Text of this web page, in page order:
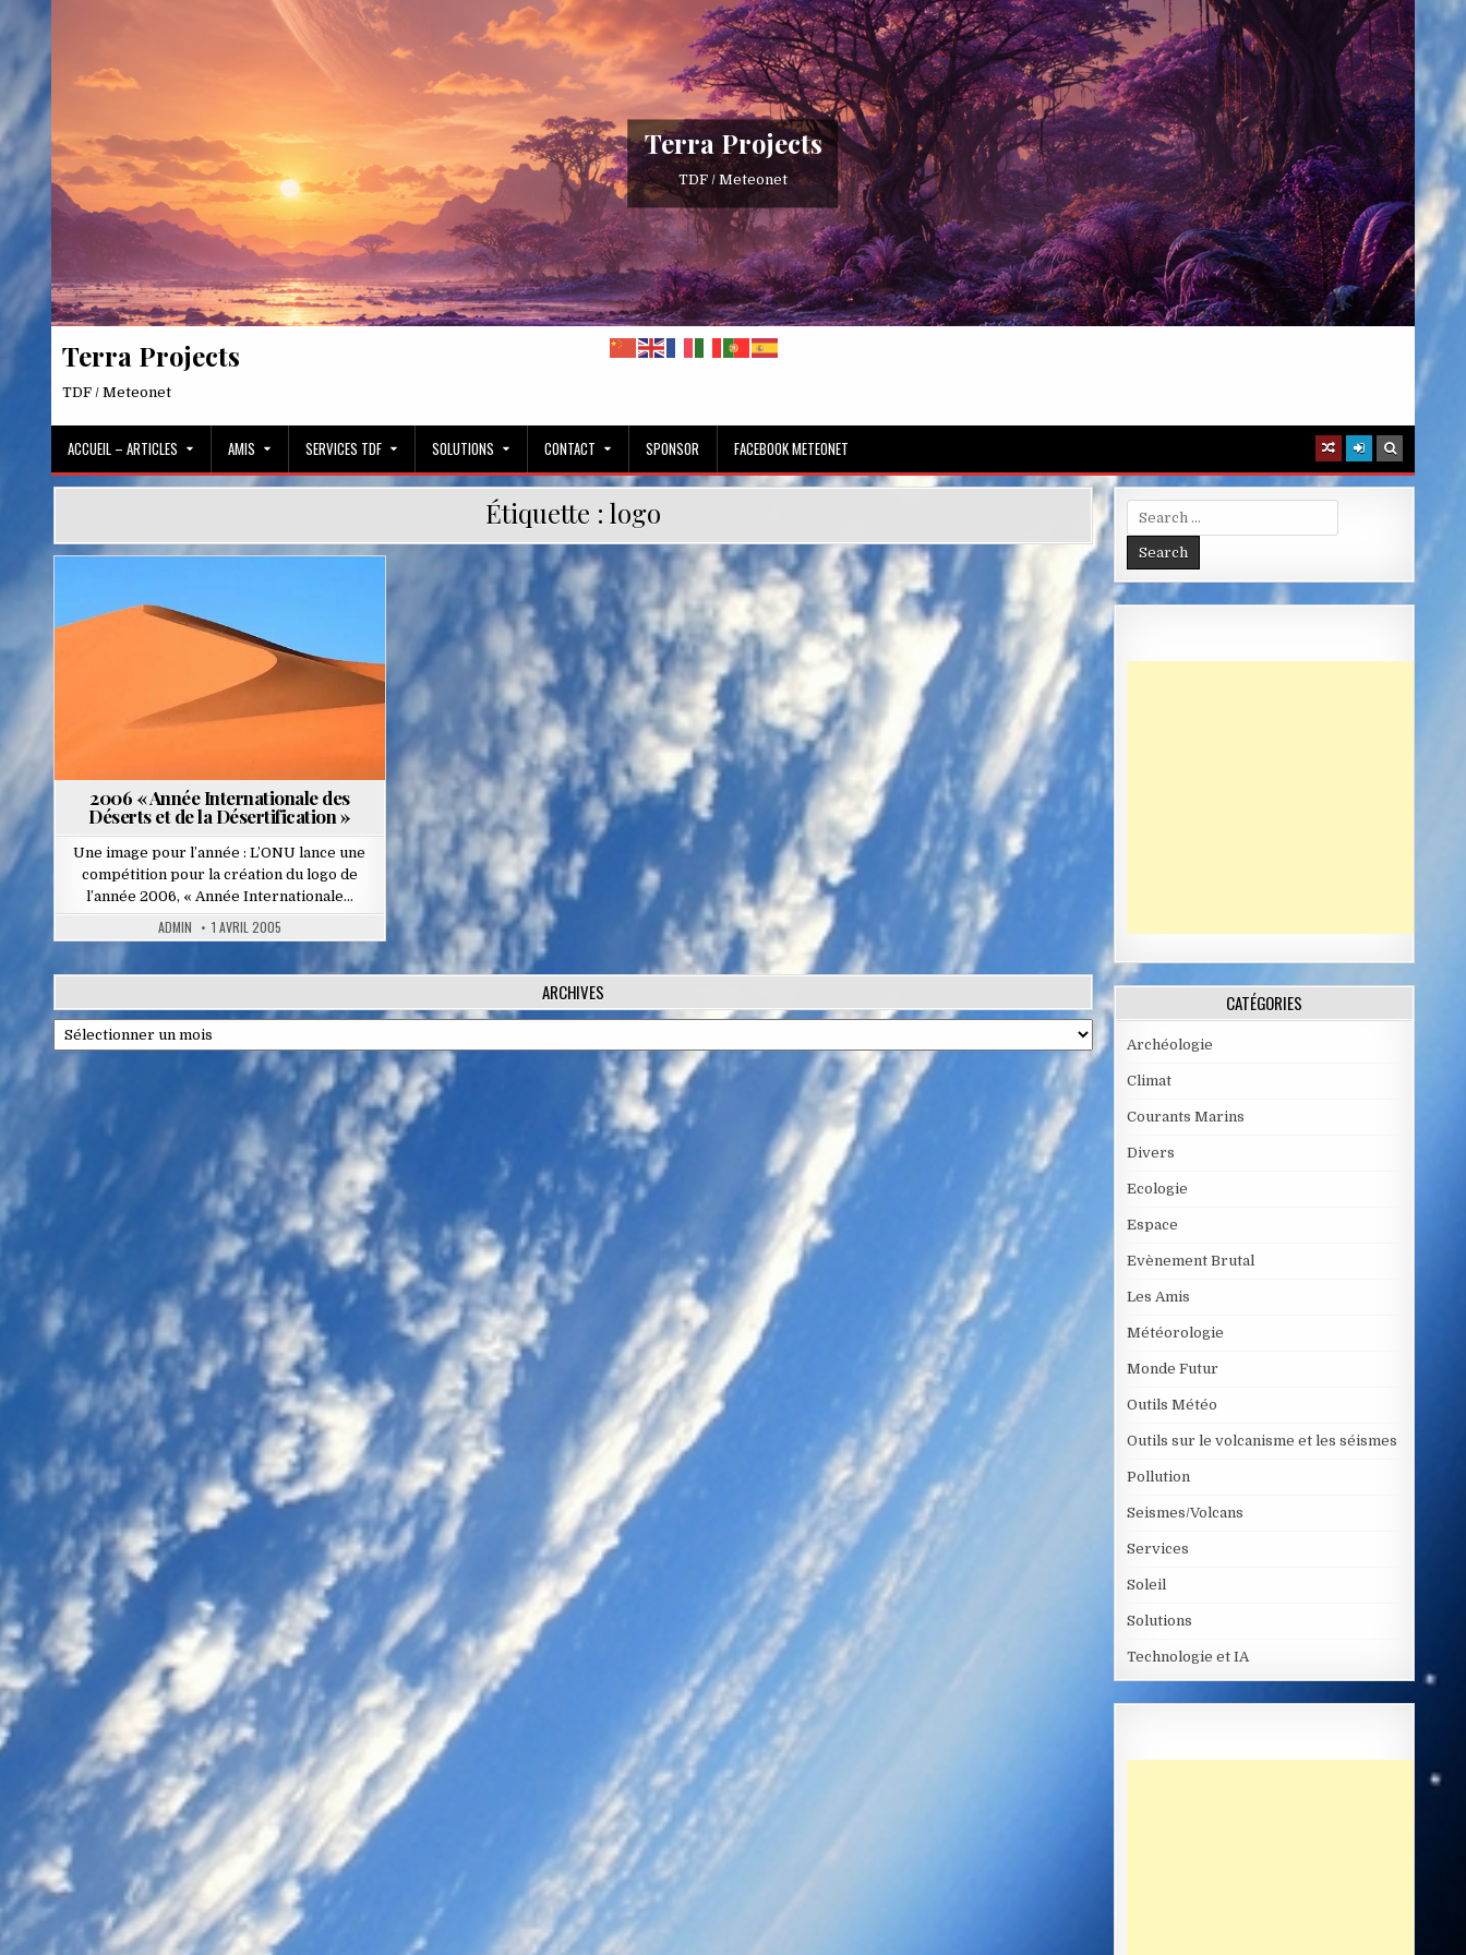
content
Terra Projects
TDF / Meteonet
Terra Projects
TDF / Meteonet
ACCUEIL – ARTICLES AMIS SERVICES TDF SOLUTIONS CONTACT SPONSOR FACEBOOK METEONET
Étiquette : logo
Posted
in
2006 « Année Internationale des
Déserts et de la Désertification »
Une image pour l’année : L’ONU lance une
compétition pour la création du logo de
l’année 2006, « Année Internationale…
ADMIN 1 AVRIL 2005
ARCHIVES
Archives
Search
for:
CATÉGORIES
Archéologie
Climat
Courants Marins
Divers
Ecologie
Espace
Evènement Brutal
Les Amis
Météorologie
Monde Futur
Outils Météo
Outils sur le volcanisme et les séismes
Pollution
Seismes/Volcans
Services
Soleil
Solutions
Technologie et IA